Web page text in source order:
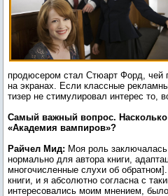
продюсером стал Стюарт Форд, чей
на экранах. Если классные
тизер не стимулировал интерес
Самый важный вопрос.
«Академия вампиров»?
Райчел Мид: Моя роль
нормально для автора книги,
многочисленные слухи об
книги, и я абсолютно согласна с